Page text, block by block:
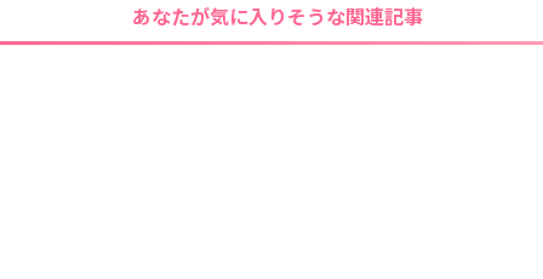
あなたが気に入りそうな関連記事